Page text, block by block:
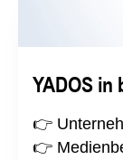
YADOS
👉
👉